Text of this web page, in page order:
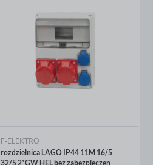
F-ELEKTRO
rozdzielnica LAGO IP44 11M 16/5
32/5 2*GW HEL bez zabezpieczen